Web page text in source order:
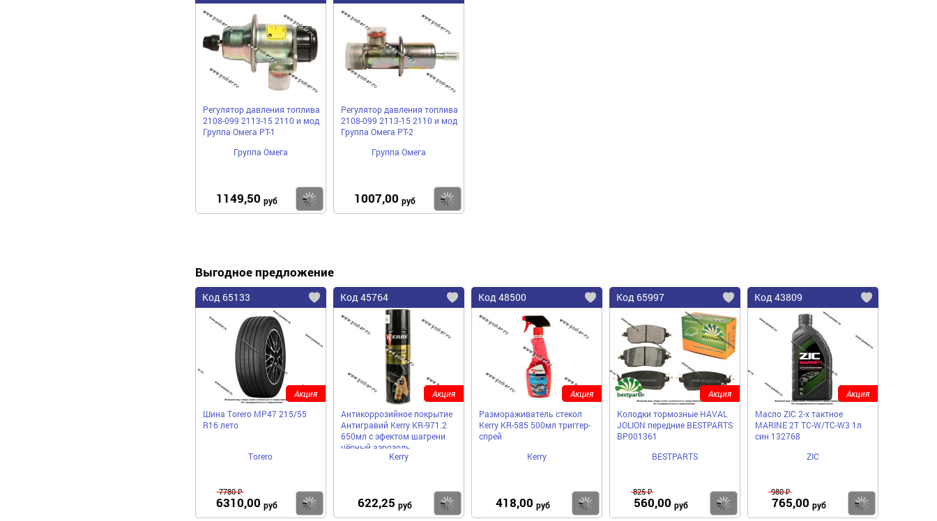
Регулятор давления топлива
2108-099 2113-15 2110 и мод
Группа Омега РТ-1
Группа Омега
1149,50 руб Купить
Регулятор давления топлива
2108-099 2113-15 2110 и мод
Группа Омега РТ-2
Группа Омега
1007,00 руб
Выгодное предложение
Код 65133
Шина Torero MP47 215/55
R16 лето
Torero
7780 ₽
6310,00 руб Купить
Акция
Код 45764
Антикоррозийное покрытие
Антигравий Kerry KR-971.2
650мл с эфектом шагрени
чёрный аэрозоль
Kerry
622,25 руб Купить
Акция
Код 48500
Размораживатель стекол
Kerry KR-585 500мл триггер-
спрей
Kerry
418,00 руб Купить
Акция
Код 65997
Колодки тормозные HAVAL
JOLION передние BESTPARTS
BP001361
BESTPARTS
825 ₽
560,00 руб Купить
Акция
Код 43809
Масло ZIC 2-х тактное
MARINE 2Т TC-W/TC-W3 1л
син 132768
ZIC
980 ₽
765,00 руб
Акция